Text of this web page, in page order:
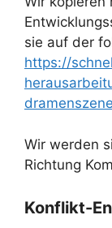
sie auf der
https://
Wir werden
Richtung
Konflikt-